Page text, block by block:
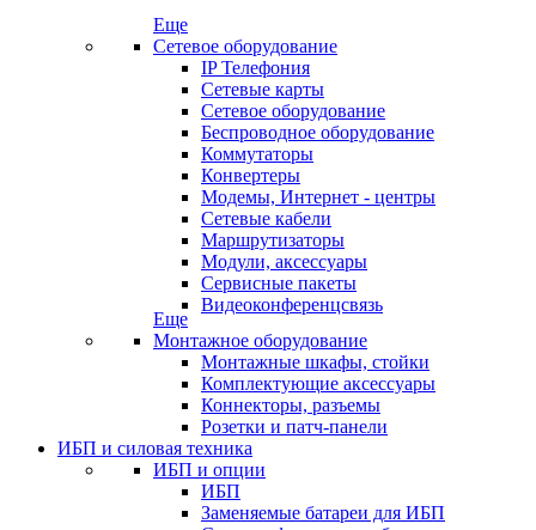
Еще
Сетевое оборудование
IP Телефония
Сетевые карты
Сетевое оборудование
Беспроводное оборудование
Коммутаторы
Конвертеры
Модемы, Интернет - центры
Сетевые кабели
Маршрутизаторы
Модули, аксессуары
Сервисные пакеты
Видеоконференцсвязь
Еще
Монтажное оборудование
Монтажные шкафы, стойки
Комплектующие аксессуары
Коннекторы, разъемы
Розетки и патч-панели
ИБП и силовая техника
ИБП и опции
ИБП
Заменяемые батареи для ИБП